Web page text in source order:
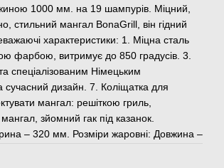
1000 мм. на 19 шампурів. Міцний,
стильний мангал BonaGrill, він гідний
характеристики: 1. Міцна сталь
фарбою, витримує до 850 градусів. 3.
спеціалізованим Німецьким
сучасний дизайн. 7. Коліщатка для
мангал: решіткою гриль,
зйомний гак під казанок.
– 320 мм. Розміри жаровні: Довжина –